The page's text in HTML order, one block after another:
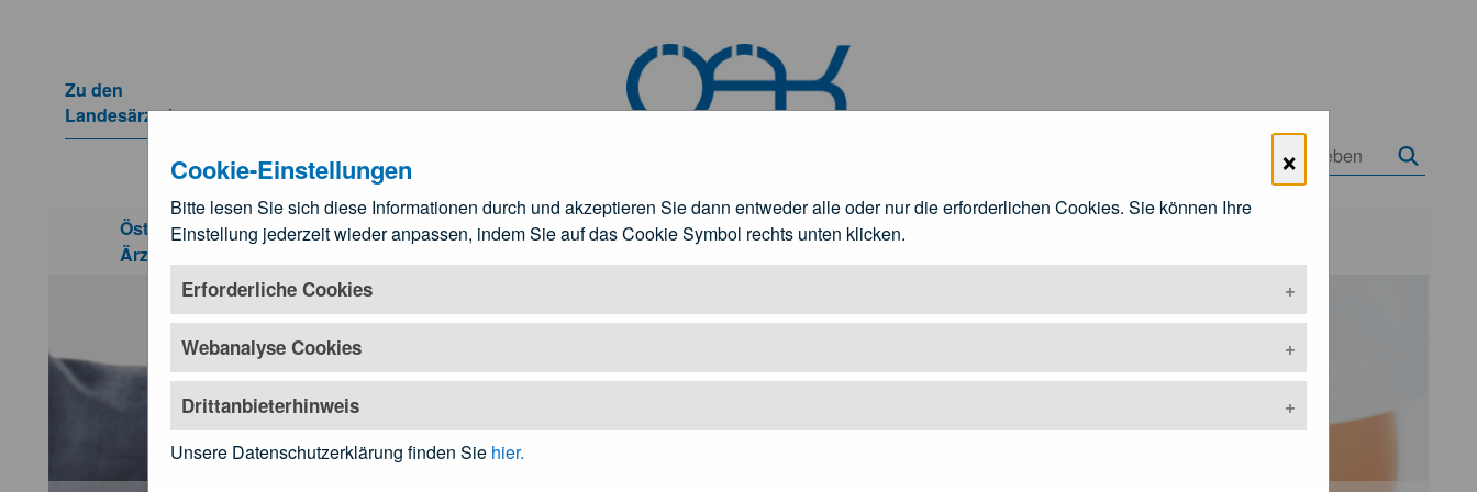
×
Cookie-Einstellungen
Bitte lesen Sie sich diese Informationen durch und akzeptieren Sie dann entweder alle oder nur die erforderlichen Cookies. Sie können Ihre
Einstellung jederzeit wieder anpassen, indem Sie auf das Cookie Symbol rechts unten klicken.
Erforderliche Cookies
Webanalyse Cookies
Drittanbieterhinweis
Unsere Datenschutzerklärung finden Sie hier.
Zu den
Landesärztekammern
Kundmachungen und Rechtsgrundlagen
Österreichische
Ärztekammer
Für Ärztinnen und Ärzte Patienteninformation